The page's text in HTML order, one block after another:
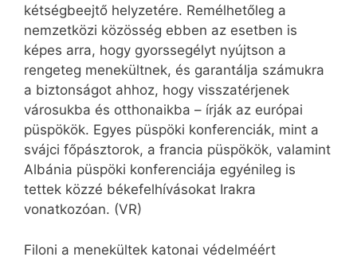
kétségbeejtő helyzetére. Remélhetőleg a
nemzetközi közösség ebben az esetben is
képes arra, hogy gyorssegélyt nyújtson a
rengeteg menekültnek, és garantálja számukra
a biztonságot ahhoz, hogy visszatérjenek
városukba és otthonaikba – írják az európai
püspökök. Egyes püspöki konferenciák, mint a
svájci főpásztorok, a francia püspökök, valamint
Albánia püspöki konferenciája egyénileg is
tettek közzé békefelhívásokat Irakra
vonatkozóan. (VR)
Filoni a menekültek katonai védelméért